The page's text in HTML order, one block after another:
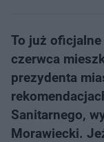
To już
czerwca
prezydenta
Sanitarnego,
Morawiecki.